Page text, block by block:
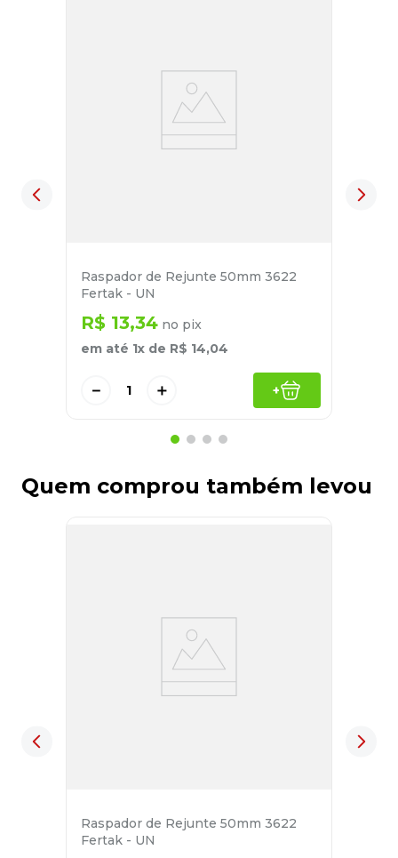
Raspador de Rejunte 50mm 3622
Fertak - UN
R$ 13,34 no pix
em até 1x de R$ 14,04
＋
－ +
Quem comprou também levou
Raspador de Rejunte 50mm 3622
Fertak - UN